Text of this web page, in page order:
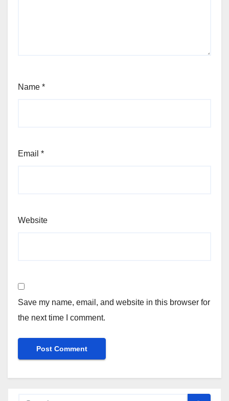
Name *
Email *
Website
Save my name, email, and website in this browser for
the next time I comment.